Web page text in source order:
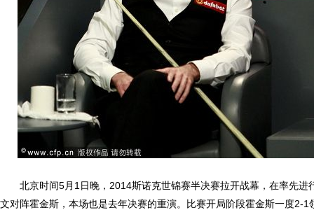
北京时间5月1日晚，2014斯诺克世锦赛半决赛拉开战幕，在率先进
文对阵霍金斯，本场也是去年决赛的重演。比赛开局阶段霍金斯一度2-1